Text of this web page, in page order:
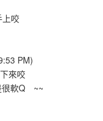
上咬
PM)
來咬
很軟Q ~~